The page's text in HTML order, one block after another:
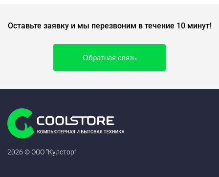
Оставьте заявку и мы перезвоним в течение 10 минут!
Обратная связь
2026 © ООО “Кулстор”